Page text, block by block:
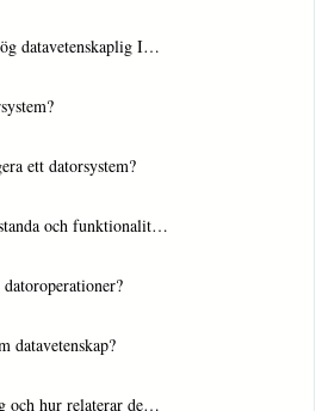
datavetenskaplig I…
ett datorsystem?
och funktionalit…
datavetenskap?
och hur relaterar de…